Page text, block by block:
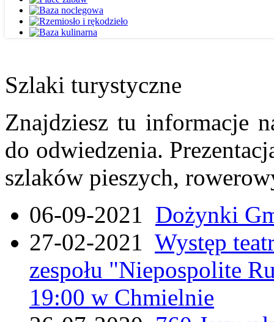
Szlaki turystyczne
Znajdziesz tu informacje
do odwiedzenia.
szlaków pieszych,
06-09-2021 Dożynki
27-02-2021 Występ
zespołu "Niepospolite
19:00 w Chmielnie